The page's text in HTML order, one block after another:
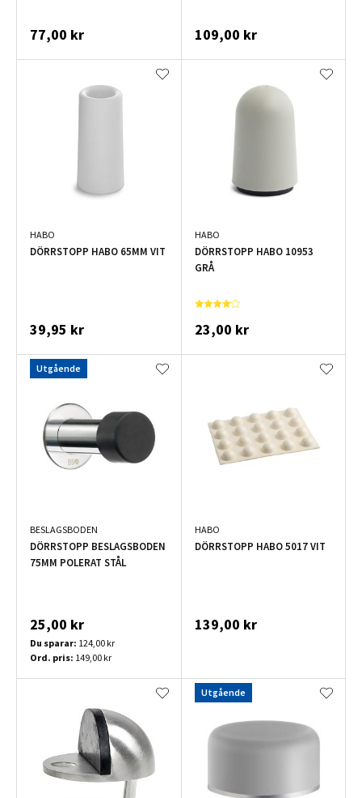
77,00 kr 109,00 kr
HABO
DÖRRSTOPP HABO 65MM VIT
39,95 kr
HABO
DÖRRSTOPP HABO 10953
GRÅ
23,00 kr
Utgående
BESLAGSBODEN
DÖRRSTOPP BESLAGSBODEN
75MM POLERAT STÅL
25,00 kr
Du sparar: 124,00 kr
Ord. pris: 149,00 kr
HABO
DÖRRSTOPP HABO 5017 VIT
139,00 kr
Utgående